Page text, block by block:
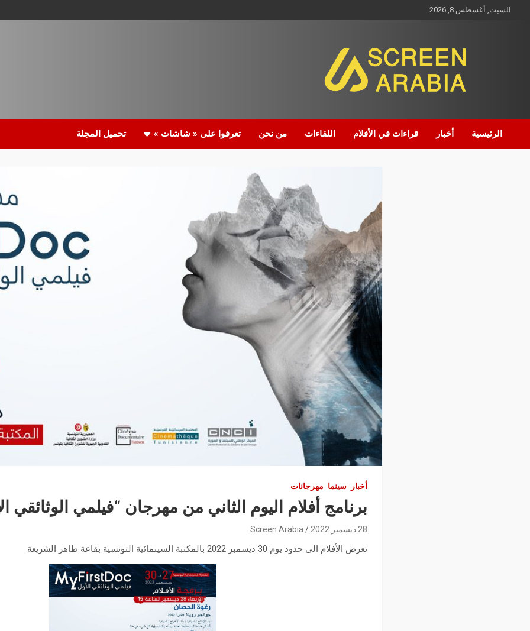
السبت, أغسطس 8, 2026
Screen Arabia
الرئيسية أخبار قراءات في الأفلام اللقاءات من نحن تعرفوا على « شاشات » تحميل المجلة
أخبار سينما مهرجانات
برنامج أفلام اليوم الثاني من مهرجان “فيلمي الوثائقي
28 ديسمبر 2022 Screen Arabia
تعرض الأفلام الى حدود يوم 30 ديسمبر 2022 بالمكتبة السينمائية التونسية بقاعة طاهر الشريعة